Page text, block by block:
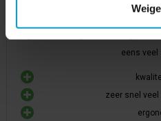
Stofwissen is veel sneller en
eens veel
zeer snel